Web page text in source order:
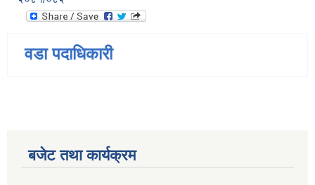
वडा पदाधिकारी
बजेट तथा कार्यक्रम